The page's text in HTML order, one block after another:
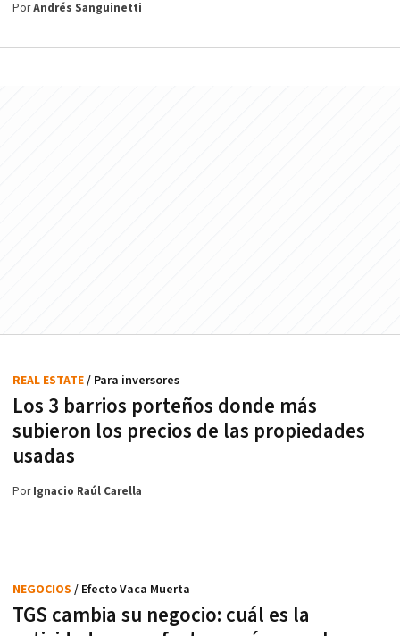
PorAndrés Sanguinetti
Los 3 barrios porteños donde más
subieron los precios de las propiedades
usadas
REAL ESTATE/ Para inversores
PorIgnacio Raúl Carella
TGS cambia su negocio: cuál es la
NEGOCIOS / Efecto Vaca Muerta